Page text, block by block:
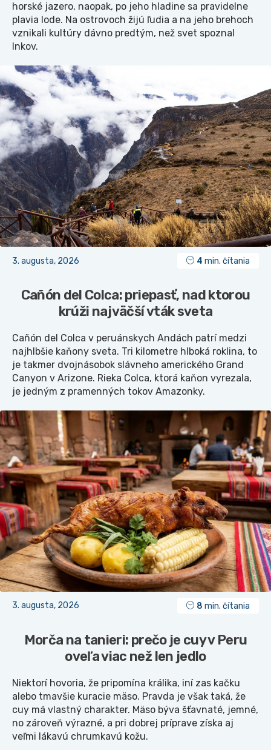
horské jazero, naopak, po jeho hladine sa pravidelne
plavia lode. Na ostrovoch žijú ľudia a na jeho brehoch
vznikali kultúry dávno predtým, než svet spoznal
Inkov.
3. augusta, 2026 4 min. čítania
Cañón del Colca: priepasť, nad ktorou
krúži najväčší vták sveta
Cañón del Colca v peruánskych Andách patrí medzi
najhlbšie kaňony sveta. Tri kilometre hlboká roklina, to
je takmer dvojnásobok slávneho amerického Grand
Canyon v Arizone. Rieka Colca, ktorá kaňon vyrezala,
je jedným z pramenných tokov Amazonky.
3. augusta, 2026 8 min. čítania
Morča na tanieri: prečo je cuy v Peru
oveľa viac než len jedlo
Niektorí hovoria, že pripomína králika, iní zas kačku
alebo tmavšie kuracie mäso. Pravda je však taká, že
cuy má vlastný charakter. Mäso býva šťavnaté, jemné,
no zároveň výrazné, a pri dobrej príprave získa aj
veľmi lákavú chrumkavú kožu.